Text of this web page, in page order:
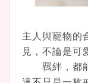
主人與寵物的
見 ， 不論是可
羈絆，都